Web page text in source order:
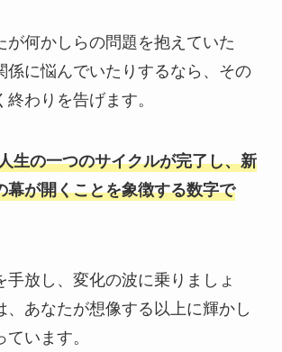
が何かしらの問題を抱えていた
係に悩んでいたりするなら、その
わりを告げます。
生の一つのサイクルが完了し、新
幕が開くことを象徴する数字で
手放し、変化の波に乗りましょ
、あなたが想像する以上に輝かし
います。